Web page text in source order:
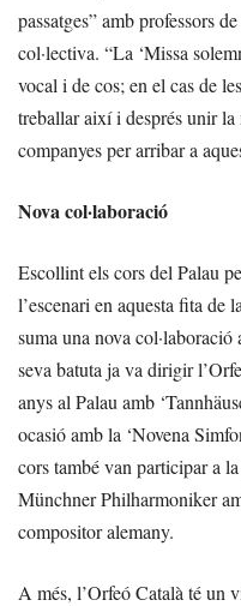
passatges” amb professors
col·lectiva. “La ‘Missa
vocal i de cos; en el cas de
treballar així i després unir
companyes per arribar a
Nova col·laboració
Escollint els cors del Palau
l’escenari en aquesta fita de
suma una nova
seva batuta ja va dirigir
anys al Palau amb
ocasió amb la ‘Novena
cors també van participar a
Münchner Philharmoniker
compositor alemany.
A més, l’Orfeó Català té un